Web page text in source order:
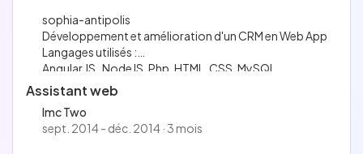
Engine.
Pratique des méthodologies agiles pour favoriser la coll
aboration d'équipe,
l'itération continue et l'adaptabilité aux besoins changea
nts du projet.
dministrative de la
plateforme.
sophia-antipolis
Développement et amélioration d'un CRM en Web App
Langages utilisés :
Angular JS , NodeJS, Php, HTML, CSS, MySQL.
Assistant web
Imc Two
sept. 2014 - déc. 2014 · 3 mois